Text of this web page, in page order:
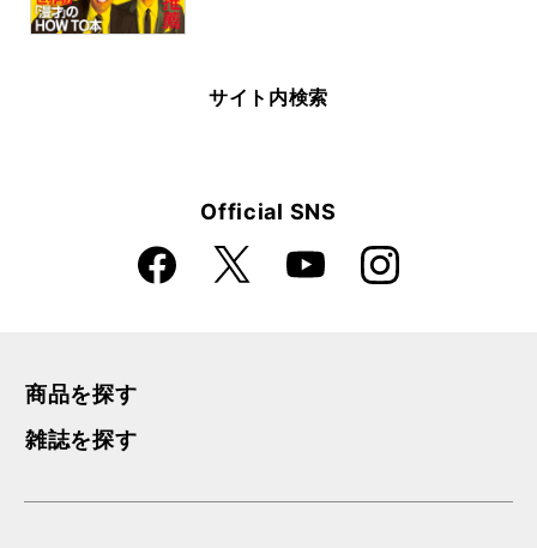
サイト内検索
Official SNS
Faceboo
k
X YouTube Instagra
m
商品を探す
雑誌を探す